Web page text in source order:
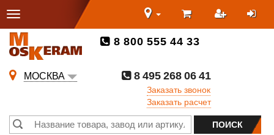
8 800 555 44 33
МОСКВА
8 495 268 06 41
Заказать звонок
Заказать расчет